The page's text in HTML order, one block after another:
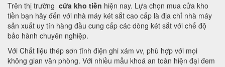
Trên thị trường cửa kho tiền hiện nay. Lựa chọn mua cửa kho
tiền bạn hãy đến với nhà máy két sắt cao cấp là địa chỉ nhà máy
sản xuất uy tín hàng đầu cung cấp các dòng két sắt với chế độ
bảo hành chuyên nghiệp.
Với Chất liệu thép sơn tĩnh điện ghi xám vv, phù hợp với mọi
không gian văn phòng. Với nhiều mẫu khoá an toàn hiện đại đem